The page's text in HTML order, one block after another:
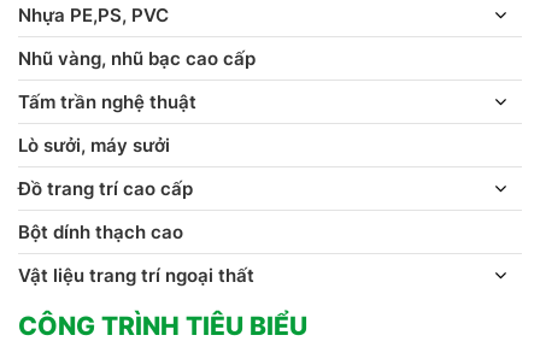
Nhựa PE,PS, PVC
Nhũ vàng, nhũ bạc cao cấp
Tấm trần nghệ thuật
Lò sưởi, máy sưởi
Đồ trang trí cao cấp
Bột dính thạch cao
Vật liệu trang trí ngoại thất
CÔNG TRÌNH TIÊU BIỂU